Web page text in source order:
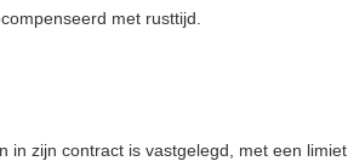
met rusttijd.
in zijn contract is vastgelegd, met een limiet